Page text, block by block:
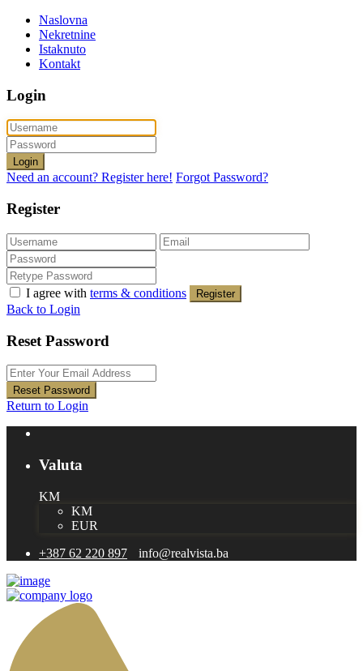
Naslovna
Nekretnine
Istaknuto
Kontakt
Login
Login
Need an account? Register here! Forgot Password?
Register
I agree with terms & conditions Register
Back to Login
Reset Password
Reset Password
Return to Login
Valuta
KM
KM
EUR
+387 62 220 897
info@realvista.ba